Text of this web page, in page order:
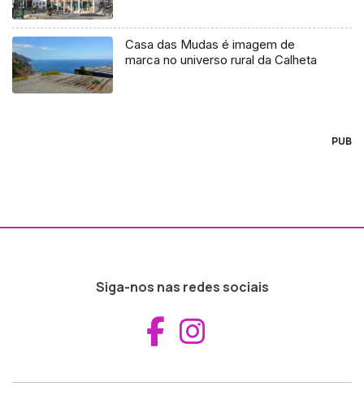
Casa das Mudas é imagem de
marca no universo rural da Calheta
PUB
Siga-nos nas redes sociais
Aceder ao